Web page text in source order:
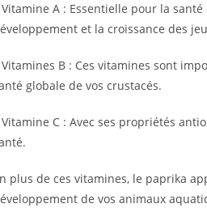
Vitamine A : Essentielle pour la
et la croissance des
Vitamines B : Ces vitamines sont
globale de vos crustacés.
Vitamine C : Avec ses propriétés
plus de ces vitamines, le paprika
de vos animaux